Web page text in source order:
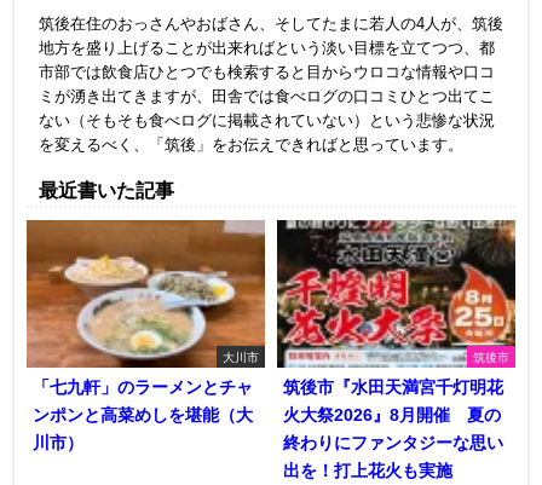
筑後在住のおっさんやおばさん、そしてたまに若人の4人が、筑後
地方を盛り上げることが出来ればという淡い目標を立てつつ、都
市部では飲食店ひとつでも検索すると目からウロコな情報や口コ
ミが湧き出てきますが、田舎では食べログの口コミひとつ出てこ
ない（そもそも食べログに掲載されていない）という悲惨な状況
を変えるべく、「筑後」をお伝えできればと思っています。
最近書いた記事
大川市
「七九軒」のラーメンとチャ
ンポンと高菜めしを堪能（大
川市）
筑後市
筑後市『水田天満宮千灯明花
火大祭2026』8月開催 夏の
終わりにファンタジーな思い
出を！打上花火も実施